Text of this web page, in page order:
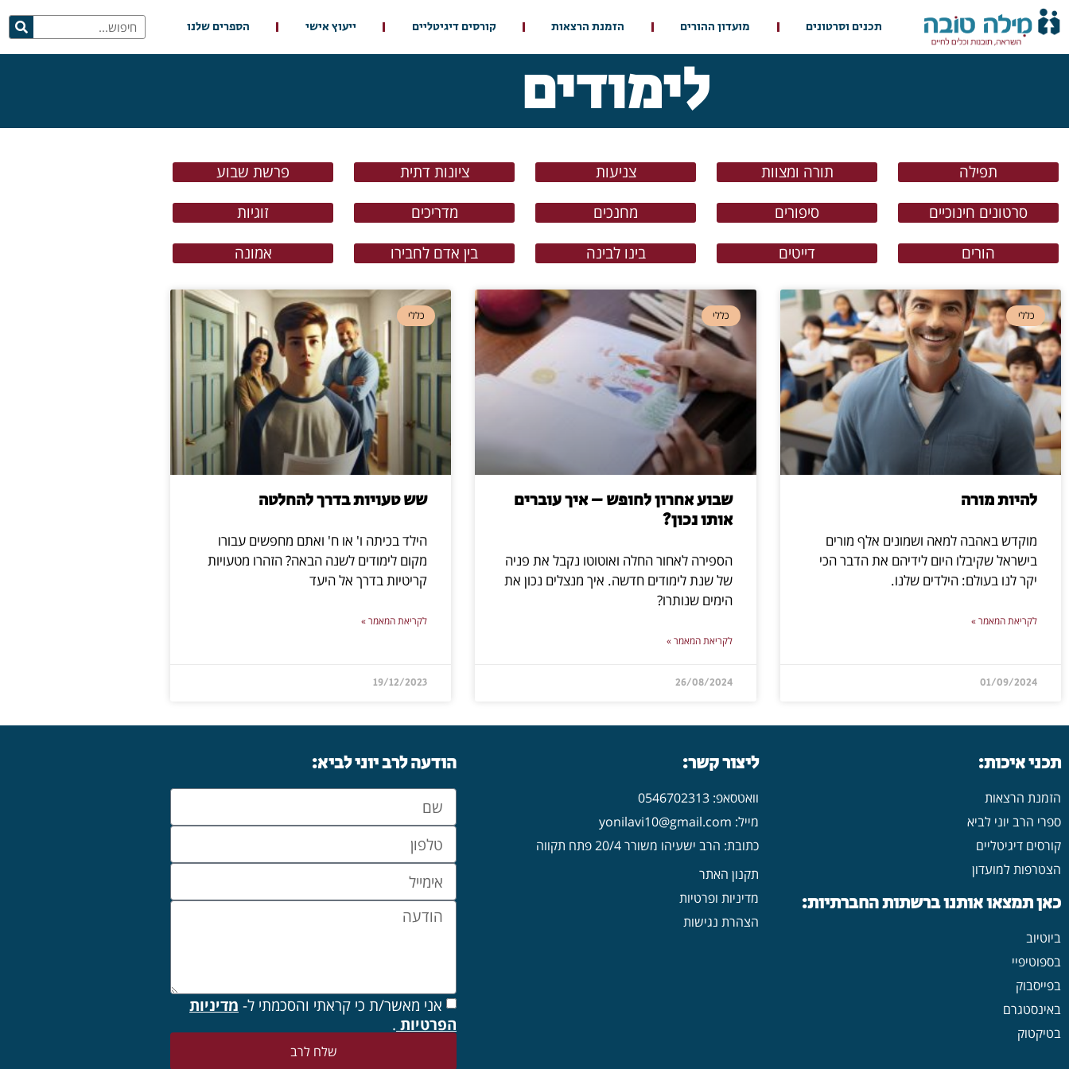
תכנים וסרטונים מועדון ההורים הזמנת הרצאות קורסים דיגיטליים ייעוץ אישי הספרים שלנו
לימודים
תפילה תורה ומצוות צניעות ציונות דתית
פרשת שבוע
סרטונים חינוכיים
סיפורים מחנכים מדריכים
זוגיות
הורים
דייטים בינו לבינה בין אדם לחבירו אמונה
כללי
להיות מורה
מוקדש באהבה למאה ושמונים אלף מורים
בישראל שקיבלו היום לידיהם את הדבר הכי
יקר לנו בעולם: הילדים שלנו.
לקריאת המאמר »
01/09/2024
כללי
שבוע אחרון לחופש – איך עוברים
אותו נכון?
הספירה לאחור החלה ואוטוטו נקבל את פניה
של שנת לימודים חדשה. איך מנצלים נכון את
הימים שנותרו?
לקריאת המאמר »
26/08/2024
כללי
שש טעויות בדרך להחלטה
הילד בכיתה ו' או ח' ואתם מחפשים עבורו
מקום לימודים לשנה הבאה? הזהרו מטעויות
קריטיות בדרך אל היעד
לקריאת המאמר »
19/12/2023
תכני איכות:
הזמנת הרצאות
ספרי הרב יוני לביא
קורסים דיגיטליים
הצטרפות למועדון
כאן תמצאו אותנו ברשתות החברתיות:
ביוטיוב
בספוטיפיי
בפייסבוק
באינסטגרם
בטיקטוק
ליצור קשר:
וואטסאפ: 0546702313
מייל: yonilavi10@gmail.com
כתובת: הרב ישעיהו משורר 20/4 פתח תקווה
תקנון האתר
מדיניות ופרטיות
הצהרת נגישות
הודעה לרב יוני לביא:
אני מאשר/ת כי קראתי והסכמתי ל- מדיניות
הפרטיות .
שלח לרב